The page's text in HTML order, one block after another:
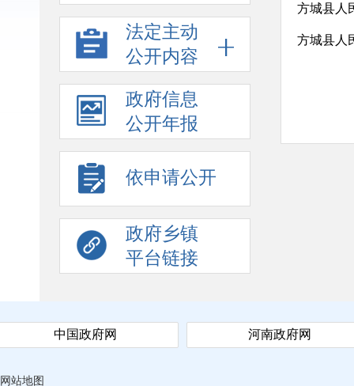
法定主动
公开内容
政府信息
公开年报
依申请公开
政府乡镇
平台链接
方城县人
中国政府网 河南政府网
网站地图